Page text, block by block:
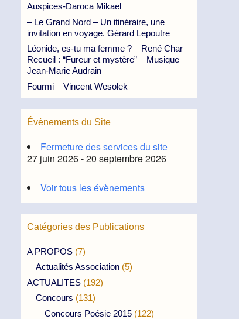
Auspices-Daroca Mikael
– Le Grand Nord – Un itinéraire, une
invitation en voyage. Gérard Lepoutre
Léonide, es-tu ma femme ? – René Char –
Recueil : “Fureur et mystère” – Musique
Jean-Marie Audrain
Fourmi – Vincent Wesolek
Évènements du Site
Fermeture des services du site
27 juin 2026 - 20 septembre 2026
Voir tous les évènements
Catégories des Publications
A PROPOS (7)
Actualités Association (5)
ACTUALITES (192)
Concours (131)
Concours Poésie 2015 (122)